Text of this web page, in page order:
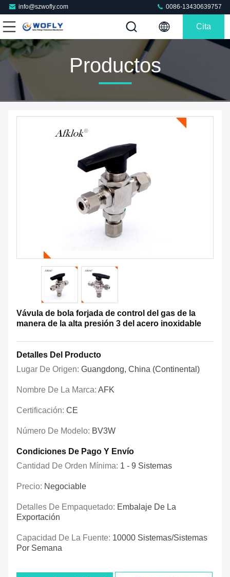
info@szwofly.com 0086-13430639757
Cita
Productos
Vávula de bola forjada de control del gas de la
manera de la alta presión 3 del acero inoxidable
Detalles Del Producto
Lugar De Origen: Guangdong, China (Continental)
Nombre De La Marca: AFK
Certificación: CE
Número De Modelo: BV3W
Condiciones De Pago Y Envío
Cantidad De Orden Mínima: 1 - 9 Sistemas
Precio: Negociable
Detalles De Empaquetado: Embalaje De La
Exportación
Capacidad De La Fuente: 10000 Sistemas/sistemas
Por Semana